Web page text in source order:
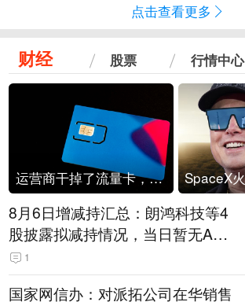
点击查看更多
财经 股票 行情中心
运营商干掉了流量卡，他们真的玩不起了
8月6日增减持汇总：朗鸿科技等4
股披露拟减持情况，当日暂无A股
公司披露拟增持情况（表）
1
国家网信办：对派拓公司在华销售